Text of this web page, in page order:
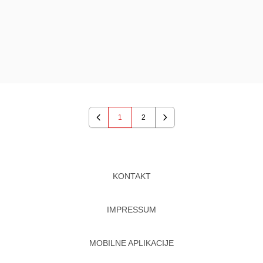
Previous
1 2
Next
KONTAKT
IMPRESSUM
MOBILNE APLIKACIJE